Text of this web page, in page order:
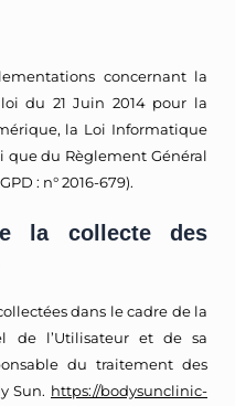
concernant la
du 21 Juin 2014 pour la
la Loi Informatique
du Règlement Général
: n° 2016-679).
la collecte des
dans le cadre de la
de l’Utilisateur et de sa
du traitement des
Sun. https://bodysunclinic-